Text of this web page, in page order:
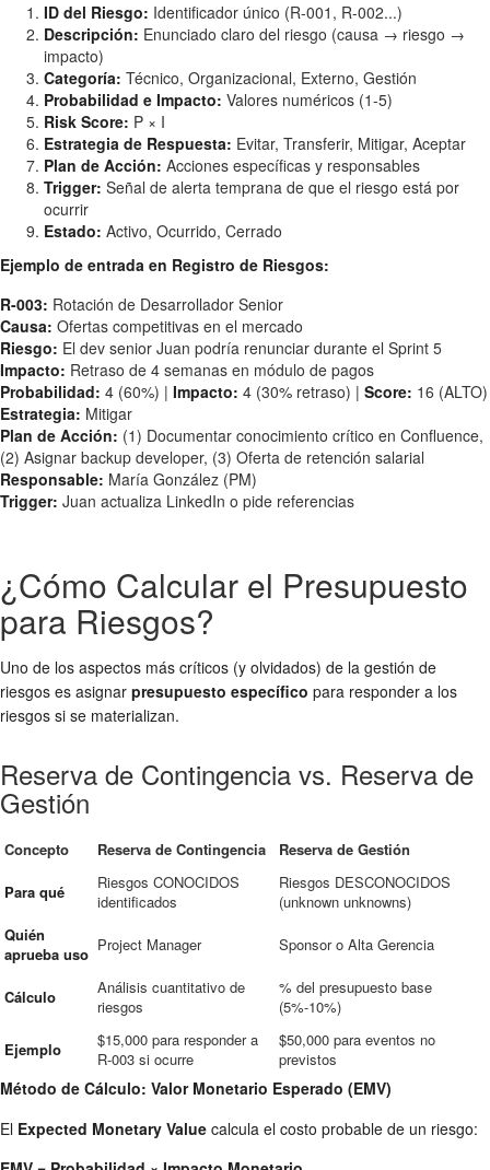
ID del Riesgo: Identificador único (R-001, R-002...)
Descripción: Enunciado claro del riesgo (causa → riesgo →
impacto)
Categoría: Técnico, Organizacional, Externo, Gestión
Probabilidad e Impacto: Valores numéricos (1-5)
Risk Score: P × I
Estrategia de Respuesta: Evitar, Transferir, Mitigar, Aceptar
Plan de Acción: Acciones específicas y responsables
Trigger: Señal de alerta temprana de que el riesgo está por
ocurrir
Estado: Activo, Ocurrido, Cerrado
Ejemplo de entrada en Registro de Riesgos:
R-003: Rotación de Desarrollador Senior
Causa: Ofertas competitivas en el mercado
Riesgo: El dev senior Juan podría renunciar durante el Sprint 5
Impacto: Retraso de 4 semanas en módulo de pagos
Probabilidad: 4 (60%) | Impacto: 4 (30% retraso) | Score: 16 (ALTO)
Estrategia: Mitigar
Plan de Acción: (1) Documentar conocimiento crítico en Confluence,
(2) Asignar backup developer, (3) Oferta de retención salarial
Responsable: María González (PM)
Trigger: Juan actualiza LinkedIn o pide referencias
¿Cómo Calcular el Presupuesto
para Riesgos?
Uno de los aspectos más críticos (y olvidados) de la gestión de
riesgos es asignar presupuesto específico para responder a los
riesgos si se materializan.
Reserva de Contingencia vs. Reserva de
Gestión
Concepto Reserva de Contingencia Reserva de Gestión
Para qué
Riesgos CONOCIDOS
identificados
Riesgos DESCONOCIDOS
(unknown unknowns)
Quién
aprueba uso Project Manager Sponsor o Alta Gerencia
Cálculo
Análisis cuantitativo de
riesgos
% del presupuesto base
(5%-10%)
Ejemplo
$15,000 para responder a
R-003 si ocurre
$50,000 para eventos no
previstos
Método de Cálculo: Valor Monetario Esperado (EMV)
El Expected Monetary Value calcula el costo probable de un riesgo: